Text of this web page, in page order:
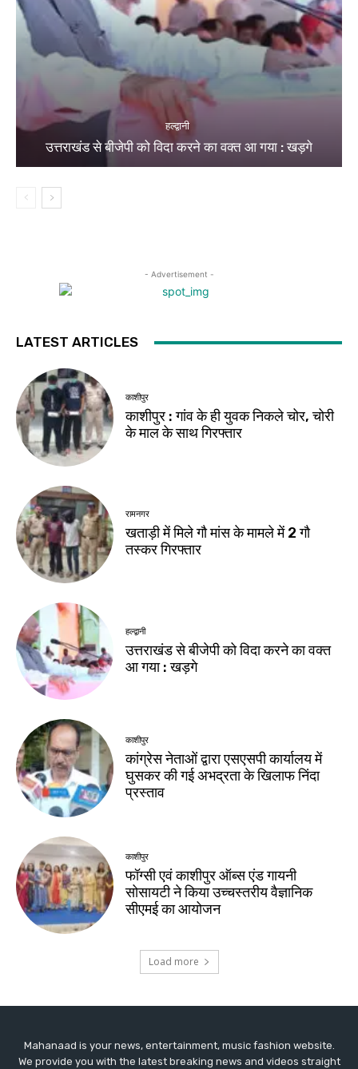
Mahanaad is your news, entertainment, music fashion website.
We provide you with the latest breaking news and videos straight